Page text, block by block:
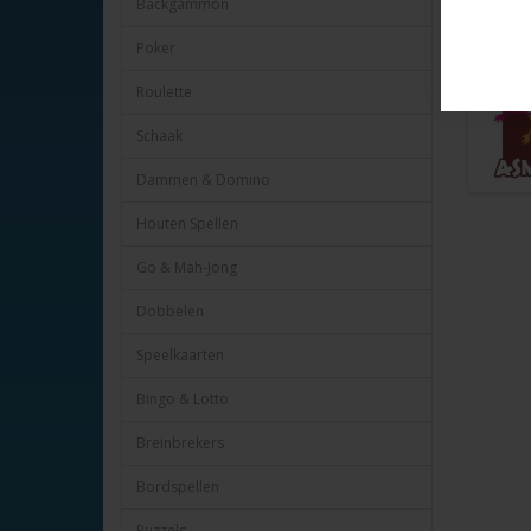
Backgammon
Poker
Roulette
Schaak
Dammen & Domino
Houten Spellen
Go & Mah-Jong
Dobbelen
Speelkaarten
Bingo & Lotto
Breinbrekers
Bordspellen
Alle